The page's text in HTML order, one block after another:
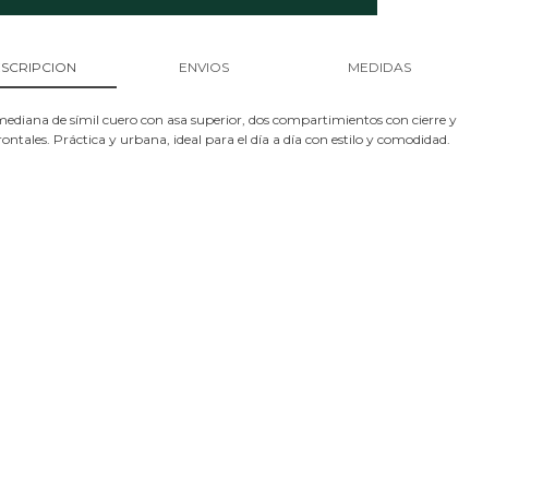
ENVIOS MEDIDAS
de símil cuero con asa superior, dos compartimientos con cierre y
Práctica y urbana, ideal para el día a día con estilo y comodidad.